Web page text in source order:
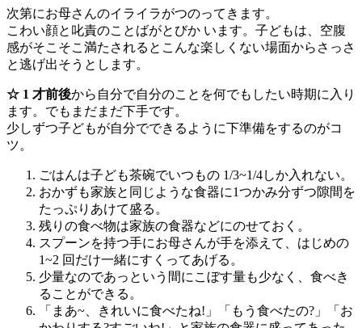
次第にお母さんのイライラがつのってきます。
こわい顔と叱責のことばがとびか います。子どもは、空腹
感がそこそこ満たされるとこんな楽しくない場面からさっさ
と逃げ出そうとします。
☆ 1 才前後から自分で自分のことを何でもしたい時期に入り
ます。でもまだまだ下手です。
少しずつ子どもが自分でできるように下準備をするのがコ
ツ。
ごはんは子ども茶碗でいつもの 1/3~1/4しか入れない。
おかずも家族と同じような食器に1つかみ分ずつ隙間を
たっぷりあけて盛る。
残りの食べ物は家族の食器などにのせておく。
スプーンを持つ手にお母さんが手を添えて、はじめの
1~2 回だけ一緒にすくってあげる。
少量なのであっという間にこぼす量も少なく、食べき
ることができる。
「まあ~、きれいに食べたね!」「もう食べたの?」「お